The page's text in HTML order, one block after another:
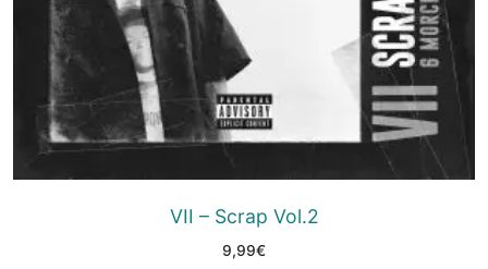
VII – Scrap Vol.2
9,99€